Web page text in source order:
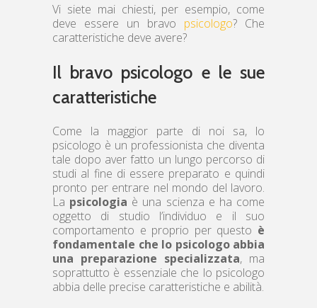
Vi siete mai chiesti, per esempio, come
deve essere un bravo psicologo? Che
caratteristiche deve avere?
Il bravo psicologo e le sue
caratteristiche
Come la maggior parte di noi sa, lo
psicologo è un professionista che diventa
tale dopo aver fatto un lungo percorso di
studi al fine di essere preparato e quindi
pronto per entrare nel mondo del lavoro.
La psicologia è una scienza e ha come
oggetto di studio l’individuo e il suo
comportamento e proprio per questo è
fondamentale che lo psicologo abbia
una preparazione specializzata, ma
soprattutto è essenziale che lo psicologo
abbia delle precise caratteristiche e abilità.